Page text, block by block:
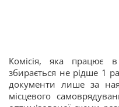
Комісія, яка працює
збирається не рідше 1
документи лише за
місцевого